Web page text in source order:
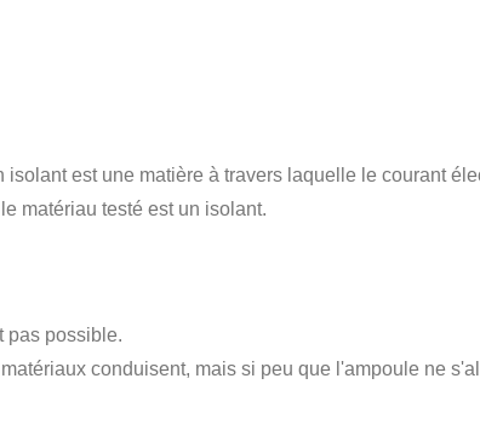
est une matière à travers laquelle le courant
matériau testé est un isolant.
pas possible.
conduisent, mais si peu que l'ampoule ne